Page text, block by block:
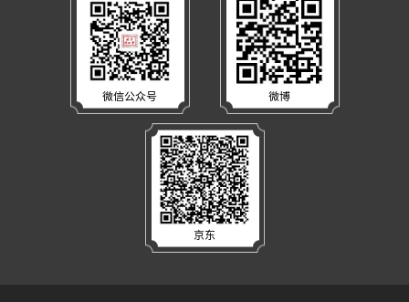
微信公众号 微博
京东